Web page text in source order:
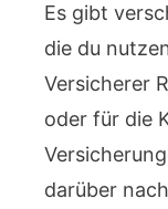
Es gibt
die du
Versicherer
oder für die
darüber